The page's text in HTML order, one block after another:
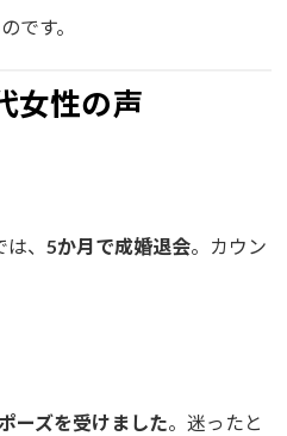
です。
女性の声
、 5か月で成婚退会。カウン
ーズを受けました。迷ったと